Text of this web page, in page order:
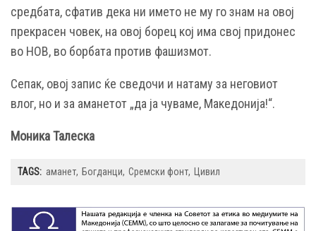
средбата, сфатив дека ни името не му го знам на овој
прекрасен човек, на овој борец кој има свој придонес
во НОВ, во борбата против фашизмот.
Сепак, овој запис ќе сведочи и натаму за неговиот
влог, но и за аманетот „да ја чуваме, Македонија!“.
Моника Талеска
TAGS: аманет Богданци Сремски фонт Цивил